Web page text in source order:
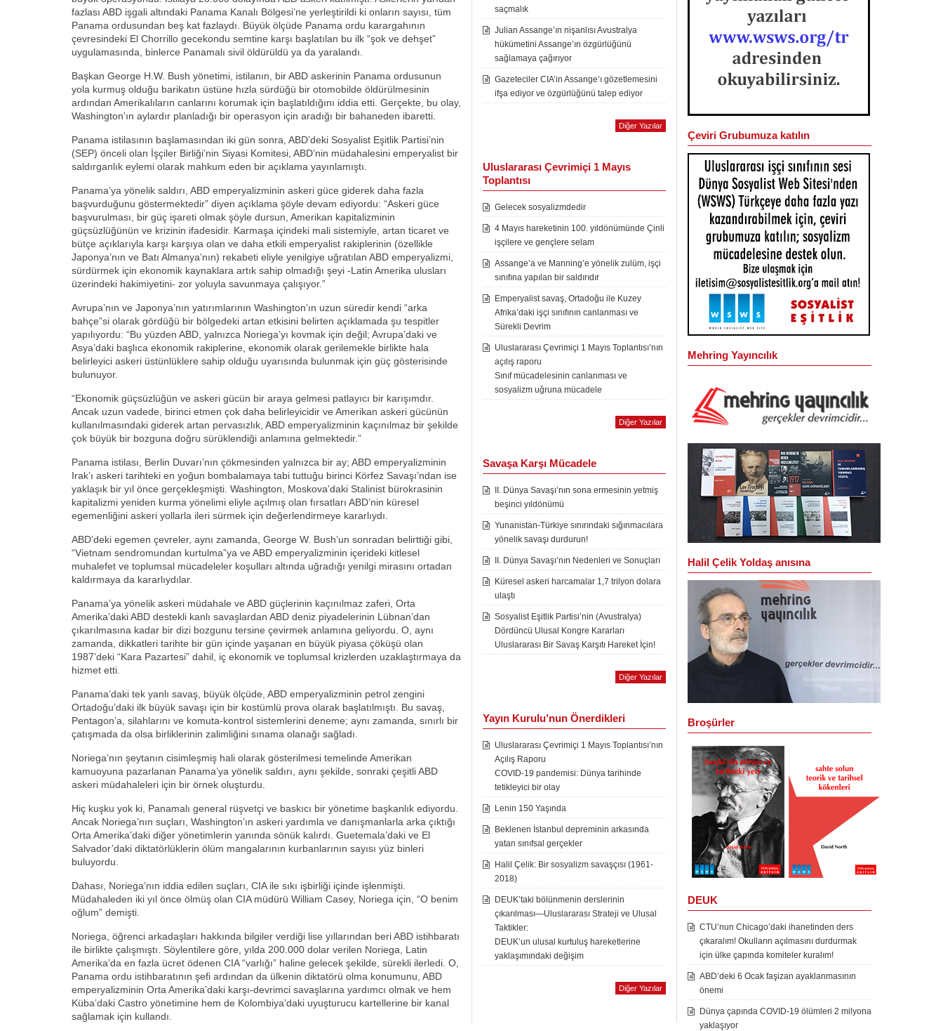
fazlası ABD işgali altındaki Panama Kanalı Bölgesi’ne yerleştirildi ki onların sayısı, tüm
Panama ordusundan beş kat fazlaydı. Büyük ölçüde Panama ordu karargahının
çevresindeki El Chorrillo gecekondu semtine karşı başlatılan bu ilk “şok ve dehşet”
uygulamasında, binlerce Panamalı sivil öldürüldü ya da yaralandı.
Başkan George H.W. Bush yönetimi, istilanın, bir ABD askerinin Panama ordusunun
yola kurmuş olduğu barikatın üstüne hızla sürdüğü bir otomobilde öldürülmesinin
ardından Amerikalıların canlarını korumak için başlatıldığını iddia etti. Gerçekte, bu olay,
Washington’ın aylardır planladığı bir operasyon için aradığı bir bahaneden ibaretti.
Panama istilasının başlamasından iki gün sonra, ABD’deki Sosyalist Eşitlik Partisi’nin
(SEP) önceli olan İşçiler Birliği’nin Siyasi Komitesi, ABD’nin müdahalesini emperyalist bir
saldırganlık eylemi olarak mahkum eden bir açıklama yayınlamıştı.
Panama’ya yönelik saldırı, ABD emperyalizminin askeri güce giderek daha fazla
başvurduğunu göstermektedir” diyen açıklama şöyle devam ediyordu: “Askeri güce
başvurulması, bir güç işareti olmak şöyle dursun, Amerikan kapitalizminin
güçsüzlüğünün ve krizinin ifadesidir. Karmaşa içindeki mali sistemiyle, artan ticaret ve
bütçe açıklarıyla karşı karşıya olan ve daha etkili emperyalist rakiplerinin (özellikle
Japonya’nın ve Batı Almanya’nın) rekabeti eliyle yenilgiye uğratılan ABD emperyalizmi,
sürdürmek için ekonomik kaynaklara artık sahip olmadığı şeyi -Latin Amerika ulusları
üzerindeki hakimiyetini- zor yoluyla savunmaya çalışıyor.”
Avrupa’nın ve Japonya’nın yatırımlarının Washington’ın uzun süredir kendi “arka
bahçe”si olarak gördüğü bir bölgedeki artan etkisini belirten açıklamada şu tespitler
yapılıyordu: “Bu yüzden ABD, yalnızca Noriega’yı kovmak için değil; Avrupa’daki ve
Asya’daki başlıca ekonomik rakiplerine, ekonomik olarak gerilemekle birlikte hala
belirleyici askeri üstünlüklere sahip olduğu uyarısında bulunmak için güç gösterisinde
bulunuyor.
“Ekonomik güçsüzlüğün ve askeri gücün bir araya gelmesi patlayıcı bir karışımdır.
Ancak uzun vadede, birinci etmen çok daha belirleyicidir ve Amerikan askeri gücünün
kullanılmasındaki giderek artan pervasızlık, ABD emperyalizminin kaçınılmaz bir şekilde
çok büyük bir bozguna doğru sürüklendiği anlamına gelmektedir.”
Panama istilası, Berlin Duvarı’nın çökmesinden yalnızca bir ay; ABD emperyalizminin
Irak’ı askeri tarihteki en yoğun bombalamaya tabi tuttuğu birinci Körfez Savaşı’ndan ise
yaklaşık bir yıl önce gerçekleşmişti. Washington, Moskova’daki Stalinist bürokrasinin
kapitalizmi yeniden kurma yönelimi eliyle açılmış olan fırsatları ABD’nin küresel
egemenliğini askeri yollarla ileri sürmek için değerlendirmeye kararlıydı.
ABD’deki egemen çevreler, aynı zamanda, George W. Bush’un sonradan belirttiği gibi,
“Vietnam sendromundan kurtulma”ya ve ABD emperyalizminin içerideki kitlesel
muhalefet ve toplumsal mücadeleler koşulları altında uğradığı yenilgi mirasını ortadan
kaldırmaya da kararlıydılar.
Panama’ya yönelik askeri müdahale ve ABD güçlerinin kaçınılmaz zaferi, Orta
Amerika’daki ABD destekli kanlı savaşlardan ABD deniz piyadelerinin Lübnan’dan
çıkarılmasına kadar bir dizi bozgunu tersine çevirmek anlamına geliyordu. O, aynı
zamanda, dikkatleri tarihte bir gün içinde yaşanan en büyük piyasa çöküşü olan
1987’deki “Kara Pazartesi” dahil, iç ekonomik ve toplumsal krizlerden uzaklaştırmaya da
hizmet etti.
Panama’daki tek yanlı savaş, büyük ölçüde, ABD emperyalizminin petrol zengini
Ortadoğu’daki ilk büyük savaşı için bir kostümlü prova olarak başlatılmıştı. Bu savaş,
Pentagon’a, silahlarını ve komuta-kontrol sistemlerini deneme; aynı zamanda, sınırlı bir
çatışmada da olsa birliklerinin zalimliğini sınama olanağı sağladı.
Noriega’nın şeytanın cisimleşmiş hali olarak gösterilmesi temelinde Amerikan
kamuoyuna pazarlanan Panama’ya yönelik saldırı, aynı şekilde, sonraki çeşitli ABD
askeri müdahaleleri için bir örnek oluşturdu.
Hiç kuşku yok ki, Panamalı general rüşvetçi ve baskıcı bir yönetime başkanlık ediyordu.
Ancak Noriega’nın suçları, Washington’ın askeri yardımla ve danışmanlarla arka çıktığı
Orta Amerika’daki diğer yönetimlerin yanında sönük kalırdı. Guetemala’daki ve El
Salvador’daki diktatörlüklerin ölüm mangalarının kurbanlarının sayısı yüz binleri
buluyordu.
Dahası, Noriega’nın iddia edilen suçları, CIA ile sıkı işbirliği içinde işlenmişti.
Müdahaleden iki yıl önce ölmüş olan CIA müdürü William Casey, Noriega için, “O benim
oğlum” demişti.
Noriega, öğrenci arkadaşları hakkında bilgiler verdiği lise yıllarından beri ABD istihbaratı
ile birlikte çalışmıştı. Söylentilere göre, yılda 200.000 dolar verilen Noriega, Latin
Amerika’da en fazla ücret ödenen CIA “varlığı” haline gelecek şekilde, sürekli ilerledi. O,
Panama ordu istihbaratının şefi ardından da ülkenin diktatörü olma konumunu, ABD
emperyalizminin Orta Amerika’daki karşı-devrimci savaşlarına yardımcı olmak ve hem
Küba’daki Castro yönetimine hem de Kolombiya’daki uyuşturucu kartellerine bir kanal
sağlamak için kullandı.
saçmalık
Julian Assange’ın nişanlısı Avustralya
hükümetini Assange’ın özgürlüğünü
sağlamaya çağırıyor
Gazeteciler CIA’in Assange’ı gözetlemesini
ifşa ediyor ve özgürlüğünü talep ediyor
Diğer Yazılar
Uluslararası Çevrimiçi 1 Mayıs
Toplantısı
Gelecek sosyalizmdedir
4 Mayıs hareketinin 100. yıldönümünde Çinli
işçilere ve gençlere selam
Assange’a ve Manning’e yönelik zulüm, işçi
sınıfına yapılan bir saldırıdır
Emperyalist savaş, Ortadoğu ile Kuzey
Afrika’daki işçi sınıfının canlanması ve
Sürekli Devrim
Uluslararası Çevrimiçi 1 Mayıs Toplantısı’nın
açılış raporu
Sınıf mücadelesinin canlanması ve
sosyalizm uğruna mücadele
Diğer Yazılar
Savaşa Karşı Mücadele
II. Dünya Savaşı’nın sona ermesinin yetmiş
beşinci yıldönümü
Yunanistan-Türkiye sınırındaki sığınmacılara
yönelik savaşı durdurun!
II. Dünya Savaşı’nın Nedenleri ve Sonuçları
Küresel askeri harcamalar 1,7 trilyon dolara
ulaştı
Sosyalist Eşitlik Partisi’nin (Avustralya)
Dördüncü Ulusal Kongre Kararları
Uluslararası Bir Savaş Karşıtı Hareket İçin!
Diğer Yazılar
Yayın Kurulu’nun Önerdikleri
Uluslararası Çevrimiçi 1 Mayıs Toplantısı’nın
Açılış Raporu
COVID-19 pandemisi: Dünya tarihinde
tetikleyici bir olay
Lenin 150 Yaşında
Beklenen İstanbul depreminin arkasında
yatan sınıfsal gerçekler
Halil Çelik: Bir sosyalizm savaşçısı (1961-
2018)
DEUK’taki bölünmenin derslerinin
çıkarılması—Uluslararası Strateji ve Ulusal
Taktikler:
DEUK’un ulusal kurtuluş hareketlerine
yaklaşımındaki değişim
Diğer Yazılar
Çeviri Grubumuza katılın
Mehring Yayıncılık
Halil Çelik Yoldaş anısına
Broşürler
DEUK
CTU’nun Chicago’daki ihanetinden ders
çıkaralım! Okulların açılmasını durdurmak
için ülke çapında komiteler kuralım!
ABD’deki 6 Ocak faşizan ayaklanmasının
önemi
Dünya çapında COVID-19 ölümleri 2 milyona
yaklaşıyor